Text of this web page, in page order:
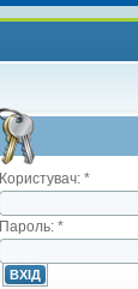
Користувач: *
Пароль: *